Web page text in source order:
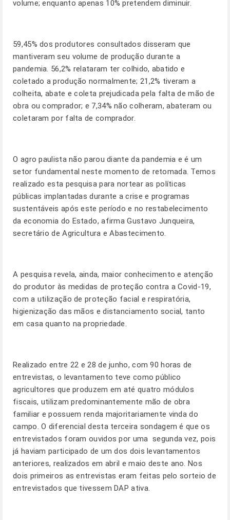
volume; enquanto apenas 10% pretendem diminuir.
59,45% dos produtores consultados disseram que
mantiveram seu volume de produção durante a
pandemia. 56,2% relataram ter colhido, abatido e
coletado a produção normalmente; 21,2% tiveram a
colheita, abate e coleta prejudicada pela falta de mão de
obra ou comprador; e 7,34% não colheram, abateram ou
coletaram por falta de comprador.
O agro paulista não parou diante da pandemia e é um
setor fundamental neste momento de retomada. Temos
realizado esta pesquisa para nortear as políticas
públicas implantadas durante a crise e programas
sustentáveis após este período e no restabelecimento
da economia do Estado, afirma Gustavo Junqueira,
secretário de Agricultura e Abastecimento.
A pesquisa revela, ainda, maior conhecimento e atenção
do produtor às medidas de proteção contra a Covid-19,
com a utilização de proteção facial e respiratória,
higienização das mãos e distanciamento social, tanto
em casa quanto na propriedade.
Realizado entre 22 e 28 de junho, com 90 horas de
entrevistas, o levantamento teve como público
agricultores que produzem em até quatro módulos
fiscais, utilizam predominantemente mão de obra
familiar e possuem renda majoritariamente vinda do
campo. O diferencial desta terceira sondagem é que os
entrevistados foram ouvidos por uma segunda vez, pois
já haviam participado de um dos dois levantamentos
anteriores, realizados em abril e maio deste ano. Nos
dois primeiros as entrevistas eram feitas pelo sorteio de
entrevistados que tivessem DAP ativa.